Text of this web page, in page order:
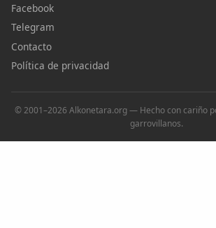
Facebook
Telegram
Contacto
Política de privacidad
© 2001–2026 Alkonetara.org — Hecho con cariño
garrovillanos.